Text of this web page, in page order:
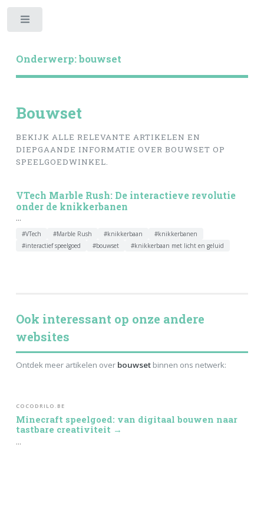
Onderwerp: bouwset
Bouwset
BEKIJK ALLE RELEVANTE ARTIKELEN EN
DIEPGAANDE INFORMATIE OVER BOUWSET OP
SPEELGOEDWINKEL.
VTech Marble Rush: De interactieve revolutie
onder de knikkerbanen
...
#VTech #Marble Rush #knikkerbaan
#knikkerbanen
#interactief speelgoed
#bouwset #knikkerbaan met licht en geluid
Ook interessant op onze andere
websites
Ontdek meer artikelen over bouwsetbinnen ons netwerk:
COCODRILO.BE
Minecraft speelgoed: van digitaal bouwen naar
tastbare creativiteit →
...